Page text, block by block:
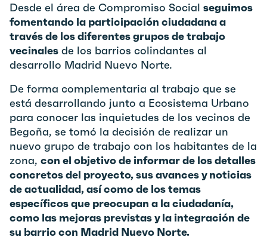
Desde el área de Compromiso Social seguimos
fomentando la participación ciudadana a
través de los diferentesgrupos de trabajo
vecinalesde los barrios colindantes al
desarrollo Madrid Nuevo Norte.
De forma complementaria al trabajo que se
está desarrollando junto a Ecosistema Urbano
para conocer las inquietudes de los vecinos de
Begoña, se tomó la decisión de realizar un
nuevo grupo de trabajo con los habitantes de la
zona, con el objetivo de informar de los detalles
concretos del proyecto, sus avances y noticias
de actualidad, así como de los temas
específicos que preocupan a la ciudadanía,
como las mejoras previstas y la integración de
su barrio con Madrid Nuevo Norte.